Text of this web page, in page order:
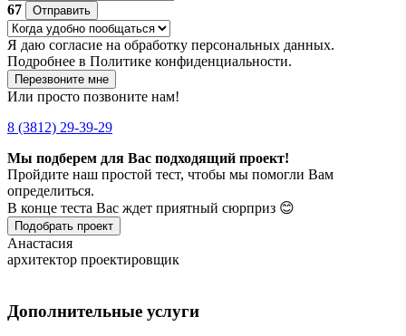
67
Отправить
Я даю согласие на обработку персональных данных.
Подробнее в Политике конфиденциальности.
Перезвоните мне
Или просто позвоните нам!
8 (3812) 29-39-29
Мы подберем для Вас подходящий проект!
Пройдите наш простой тест, чтобы мы помогли Вам
определиться.
В конце теста Вас ждет приятный сюрприз 😊
Подобрать проект
Анастасия
архитектор проектировщик
Дополнительные услуги